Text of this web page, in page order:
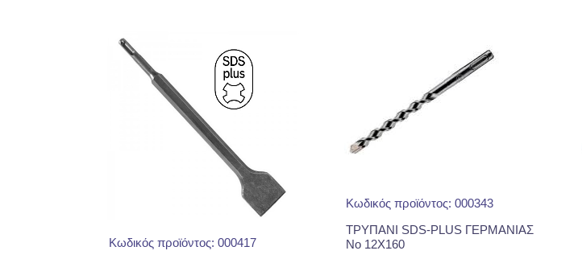
Κωδικός προϊόντος: 000417
Κωδικός προϊόντος: 000343
ΤΡΥΠΑΝΙ SDS-PLUS ΓΕΡΜΑΝΙΑΣ
No 12Χ160